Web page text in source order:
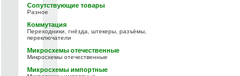
Сопутствующие товары
Разное
Коммутация
Переходники, гнёзда, штекеры, разъёмы,
переключатели
Микросхемы отечественные
Микросхемы отечественные
Микросхемы импортные